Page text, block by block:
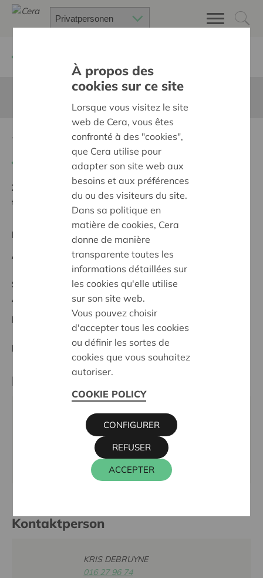
2030 Kiel
Ziel:
Des quartiers chaleureux et bienveillants pour
tous
Regionales Projekt
Anfangsdatum:07/05/2025
Stand :
Complete
Antwerpen
Datum:
07/05/2025
Entscheidung:Approved
Partner
MOBIEL KIEL, Stijgbeugelstraat 18, 2020
mobielkiel@gmail.com
https://mobielkiel.net/
Kontaktperson
KRIS DEBRUYNE
016 27 96 74
À propos des
cookies sur ce site
Lorsque vous visitez le site
web de Cera, vous êtes
confronté à des "cookies",
que Cera utilise pour
adapter son site web aux
besoins et aux préférences
du ou des visiteurs du site.
Dans sa politique en
matière de cookies, Cera
donne de manière
transparente toutes les
informations détaillées sur
les cookies qu'elle utilise
sur son site web.
Vous pouvez choisir
d'accepter tous les cookies
ou définir les sortes de
cookies que vous souhaitez
autoriser.
COOKIE POLICY
ACCEPTER
REFUSER
CONFIGURER